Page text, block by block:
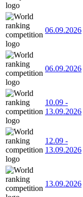
06.09.2026
06.09.2026
10.09 -
13.09.2026
12.09 -
13.09.2026
13.09.2026